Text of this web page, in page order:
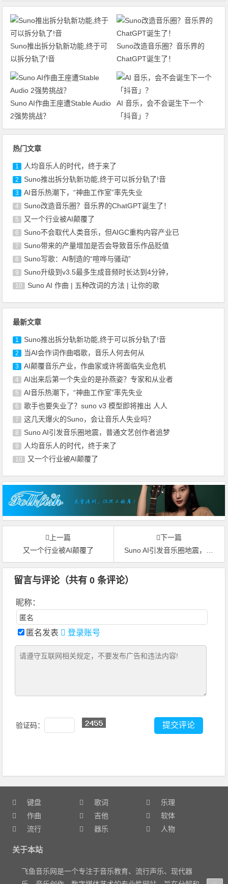
Suno推出拆分轨新功能,终于可
以拆分轨了!音
Suno改造音乐圈？音乐界的
ChatGPT诞生了！
Suno AI作曲王座遭Stable Audio
2强势挑战？
AI 音乐，会不会诞生下一个
「抖音」？
热门文章
1 人均音乐人的时代，终于来了
2 Suno推出拆分轨新功能,终于可以拆分轨了!音
3 AI音乐热潮下，“神曲工作室”率先失业
4 Suno改造音乐圈？音乐界的ChatGPT诞生了！
5 又一个行业被AI颠覆了
6 Suno不会取代人类音乐，但AIGC重构内容产业已
7 Suno带来的产量增加是否会导致音乐作品贬值
8 Suno写歌：AI制造的“喧哗与骚动”
9 Suno升级到v3.5最多生成音频时长达到4分钟，
10 Suno AI 作曲 | 五种改词的方法 | 让你的歌
最新文章
1 Suno推出拆分轨新功能,终于可以拆分轨了!音
2 当AI会作词作曲唱歌，音乐人何去何从
3 AI颠覆音乐产业，作曲家或许将面临失业危机
4 AI出来后第一个失业的是孙燕姿？专家和从业者
5 AI音乐热潮下，“神曲工作室”率先失业
6 歌手也要失业了？suno v3 模型即将推出 人人
7 这几天爆火的Suno，会让音乐人失业吗？
8 Suno AI引发音乐圈地震，普通文艺创作者追梦
9 人均音乐人的时代，终于来了
10 又一个行业被AI颠覆了
上一篇
又一个行业被AI颠覆了
下一篇
Suno AI引发音乐圈地震，普通文艺创作者追梦路道阻且难！
留言与评论（共有0 条评论）
昵称：
匿名发表 登录账号
验证码：
键盘 歌词
乐理
作曲
吉他
软体
流行
器乐 人物
关于本站
飞鱼音乐网是一个专注于音乐教育、流行声乐、现代器